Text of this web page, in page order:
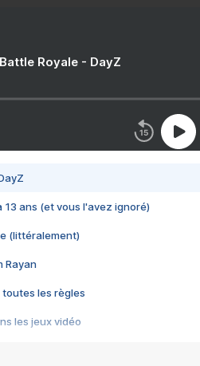
Royale - DayZ
13 ans (et vous l'avez ignoré)
(littéralement)
Rayan
toutes les règles
les jeux vidéo